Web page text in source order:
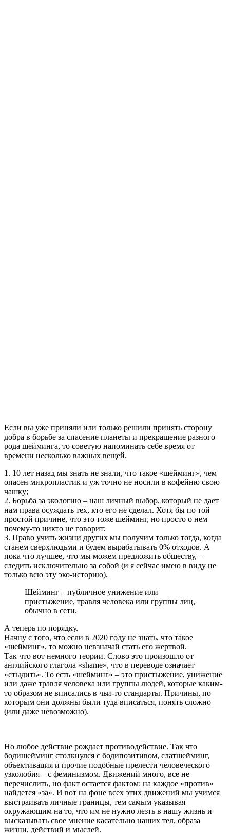
Если вы уже приняли или только решили принять сторону
добра в борьбе за спасение планеты и прекращение разного
рода шейминга, то советую напоминать себе время от
времени несколько важных вещей.
1. 10 лет назад мы знать не знали, что такое «шейминг», чем
опасен микропластик и уж точно не носили в кофейню свою
чашку;
2. Борьба за экологию – наш личный выбор, который не дает
нам права осуждать тех, кто его не сделал. Хотя бы по той
простой причине, что это тоже шейминг, но просто о нем
почему-то никто не говорит;
3. Право учить жизни других мы получим только тогда, когда
станем сверхлюдьми и будем вырабатывать 0% отходов. А
пока что лучшее, что мы можем предложить обществу, –
следить исключительно за собой (и я сейчас имею в виду не
только всю эту эко-историю).
Шейминг – публичное унижение или
пристыжение, травля человека или группы лиц,
обычно в сети.
А теперь по порядку.
Начну с того, что если в 2020 году не знать, что такое
«шейминг», то можно невзначай стать его жертвой.
Так что вот немного теории. Слово это произошло от
английского глагола «shame», что в переводе означает
«стыдить». То есть «шейминг» – это пристыжение, унижение
или даже травля человека или группы людей, которые каким-
то образом не вписались в чьи-то стандарты. Причины, по
которым они должны были туда вписаться, понять сложно
(или даже невозможно).
Но любое действие рождает противодействие. Так что
бодишейминг столкнулся с бодипозитивом, слатшейминг,
объективация и прочие подобные прелести человеческого
узколобия – с феминизмом. Движений много, все не
перечислить, но факт остается фактом: на каждое «против»
найдется «за». И вот на фоне всех этих движений мы учимся
выстраивать личные границы, тем самым указывая
окружающим на то, что им не нужно лезть в нашу жизнь и
высказывать свое мнение касательно наших тел, образа
жизни, действий и мыслей.